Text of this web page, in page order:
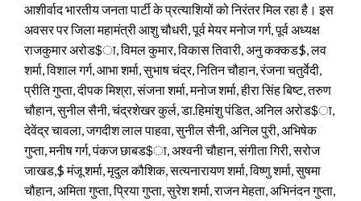
आशीर्वाद भारतीय जनता पार्टी के प्रत्याशियों को निरंतर मिल रहा है। इस
अवसर पर जिला महामंत्री आशु चौधरी, पूर्व मेयर मनोज गर्ग, पूर्व अध्यक्ष
राजकुमार अरोड$ा, विमल कुमार, विकास तिवारी, अनु कक्कड$, लव
शर्मा, विशाल गर्ग, आभा शर्मा, सुभाष चंद्र, नितिन चौहान, रंजना चतुर्वेदी,
प्रीति गुप्ता, दीपक मिश्रा, संजना शर्मा, मनोज शर्मा, हीरा सिंह बिष्ट, तरुण
चौहान, सुनील सैनी, चंद्रशेखर कुर्ल, डा.हिमांशु पंडित, अनिल अरोड$ा,
देवेंद्र चावला, जगदीश लाल पाहवा, सुनील सैनी, अनिल पुरी, अभिषेक
गुप्ता, मनीष गर्ग, पंकज छाबड$ा, अश्वनी चौहान, संगीता गिरी, सरोज
जाखड,$ मंजू शर्मा, मृदुल कौशिक, सत्यनारायण शर्मा, विष्णु शर्मा, सुषमा
चौहान, अमिता गुप्ता, प्रिया गुप्ता, सुरेश शर्मा, राजन मेहता, अभिनंदन गुप्ता,